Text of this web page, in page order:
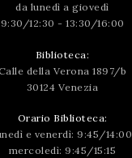
da lunedì a giovedì
9:30/12:30 - 13:30/16:00
Biblioteca:
della Verona 1897/b
30124 Venezia
Orario Biblioteca:
e venerdì: 9:45/14:00
mercoledì: 9:45/15:15